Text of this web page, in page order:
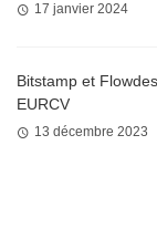
17 janvier 2024
Bitstamp et
EURCV
13 décembre 2023